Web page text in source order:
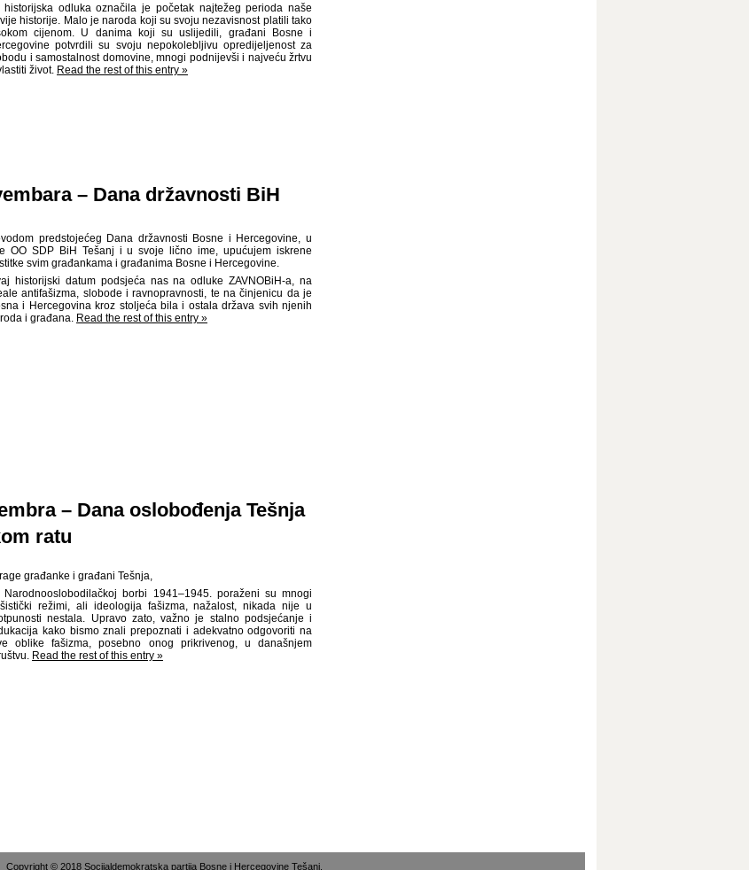
historijska odluka označila je početak najtežeg perioda naše
historije. Malo je naroda koji su svoju nezavisnost platili tako
cijenom. U danima koji su uslijedili, građani Bosne i
potvrdili su svoju nepokolebljivu opredijeljenost za
i samostalnost domovine, mnogi podnijevši i najveću žrtvu
život. Read the rest of this entry »
– Dana državnosti BiH
predstojećeg Dana državnosti Bosne i Hercegovine, u
OO SDP BiH Tešanj i u svoje lično ime, upućujem iskrene
svim građankama i građanima Bosne i Hercegovine.
historijski datum podsjeća nas na odluke ZAVNOBiH-a, na
antifašizma, slobode i ravnopravnosti, te na činjenicu da je
i Hercegovina kroz stoljeća bila i ostala država svih njenih
i građana. Read the rest of this entry »
– Dana oslobođenja Tešnja
ratu
građanke i građani Tešnja,
Narodnooslobodilačkoj borbi 1941–1945. poraženi su mnogi
režimi, ali ideologija fašizma, nažalost, nikada nije u
nestala. Upravo zato, važno je stalno podsjećanje i
kako bismo znali prepoznati i adekvatno odgovoriti na
oblike fašizma, posebno onog prikrivenog, u današnjem
Read the rest of this entry »
Copyright © 2018 Socijaldemokratska partija Bosne i Hercegovine Tešanj.